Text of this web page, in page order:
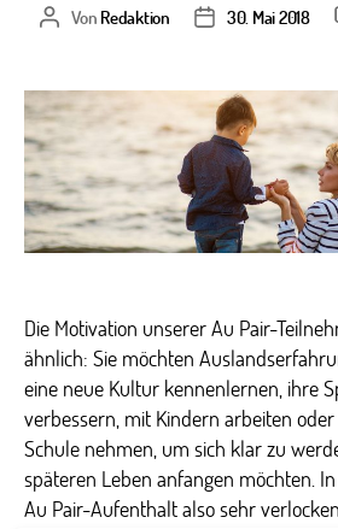
Beitragsautor
Von Redaktion 30. Mai 2018
Die Motivation unserer Au Pair-
ähnlich: Sie möchten
eine neue Kultur kennenlernen, ihre
verbessern, mit Kindern arbeiten
Schule nehmen, um sich klar zu
späteren Leben anfangen möchten.
Au Pair-Aufenthalt also sehr